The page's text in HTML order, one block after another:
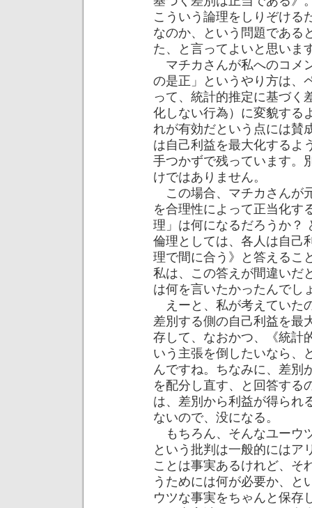
こういう論理をしりぞける
なのか、という問題である
た、と言ってよいと思いま
マチカさんが私へのコメ
の是正」というやり方は、
って、統計的推定に基づく
化しない行為）に変貌する
れが有効だという点には賛
は自己利益を最大化するよ
手つかずで残っています。
けではありません。
この場合、マチカさんが
を合理性によって正当化す
理」は何になるだろうか？
倫理としては、各人は自己
理で間に合う》と答えるこ
私は、この答えが間違いだ
は何を言いたかったんでし
えーと、私が考えていた
差別する側の自己利益を最
存して、なおかつ、《統計
いう主張を倒したいなら、
んですね。ちなみに、差別
を配分し直す、と回答する
は、差別から利益が得られ
ないので、没になる。
もちろん、そんなユーウ
という批判は一般的にはア
ことは事実あるけれど、そ
うためには何が必要か、と
ウツな事実をちゃんと保存